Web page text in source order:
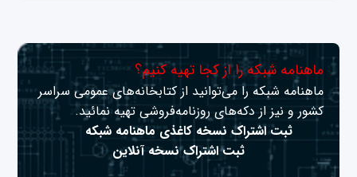
ماهنامه شبکه را از کجا تهیه کنیم؟
ماهنامه شبکه را می‌توانید از کتابخانه‌های عمومی سراسر
کشور و نیز از دکه‌های روزنامه‌فروشی تهیه نمائید.
ثبت اشتراک نسخه کاغذی ماهنامه شبکه
ثبت اشتراک نسخه آنلاین